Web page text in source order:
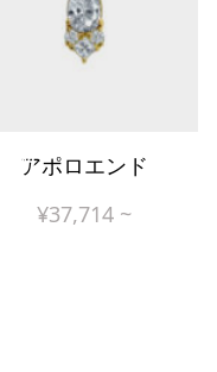
New!アポロエンド
¥37,714 ~